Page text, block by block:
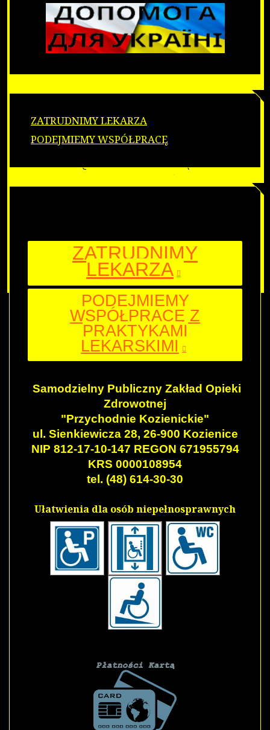
OGŁOSZENIA
OGŁOSZENIA
ZAMÓWIENIA PUBLICZNE
OFERTY PRACY
BIP
PUNKTY TESTOWE
3 DAWKA
ODPOWIEDZI NA PYTANIA
WCAG
KONTAKT
WARSZAWSKA 55
SIENKIEWICZA 28
ZATRUDNIMY LEKARZA
PODEJMIEMY WSPÓŁPRACĘ
ZATRUDNIMY
LEKARZA
PODEJMIEMY
WSPÓŁPRACĘ Z
PRAKTYKAMI
LEKARSKIMI
Samodzielny Publiczny Zakład Opieki
Zdrowotnej
"Przychodnie Kozienickie"
ul. Sienkiewicza 28, 26-900 Kozienice
NIP 812-17-10-147 REGON 671955794
KRS 0000108954
tel. (48) 614-30-30
Ułatwienia dla osób niepełnosprawnych